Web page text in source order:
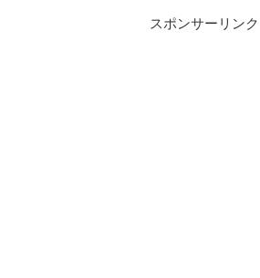
スポンサーリンク